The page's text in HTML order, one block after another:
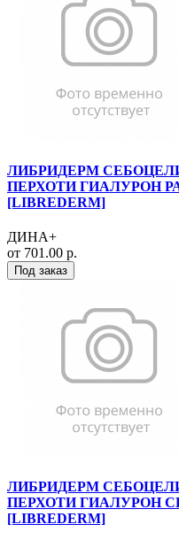
ЛИБРИДЕРМ
ПЕРХОТИ ГИАЛУРОН
[LIBREDERM]
ДИНА+
от 701.00 р.
Под заказ
ЛИБРИДЕРМ
ПЕРХОТИ ГИАЛУРОН
[LIBREDERM]